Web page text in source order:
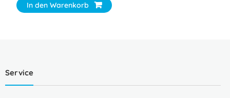
In den Warenkorb
Service